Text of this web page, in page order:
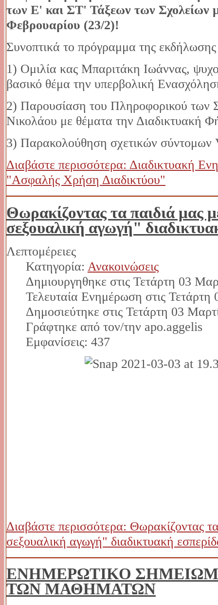
των Ε' και ΣΤ' Τάξεων των Σχολείων
Φεβρουαρίου (23/2)!
Συνοπτικά το πρόγραμμα της
1) Ομιλία κας Μπαριτάκη Ιωάννας,
βασικό θέμα την υπερβολική
2) Παρουσίαση του Πληροφορικού των
Νικολάου με θέματα την Διαδικτυακή
3) Παρακολούθηση σχετικών σύντομων
Διαβάστε περισσότερα: Διαδικτυακή
"Ασφαλής Χρήση Διαδικτύου"
Θωρακίζοντας τα παιδιά μας
σεξουαλική αγωγή"
Λεπτομέρειες
Κατηγορία: Ανακοινώσεις
Δημιουργηθηκε στις Τετάρτη 03
Τελευταία Ενημέρωση στις
Δημοσιεύτηκε στις Τετάρτη 03
Γράφτηκε από τον/την apo.aggelis
Εμφανίσεις: 437
Διαβάστε περισσότερα: Θωρακίζοντας
σεξουαλική αγωγή" διαδικτυακή
ΕΝΗΜΕΡΩΤΙΚΟ
ΤΩΝ ΜΑΘΗΜΑΤΩΝ